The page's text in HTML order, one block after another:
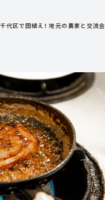
代区で田植え！ 地元の農家と交流会